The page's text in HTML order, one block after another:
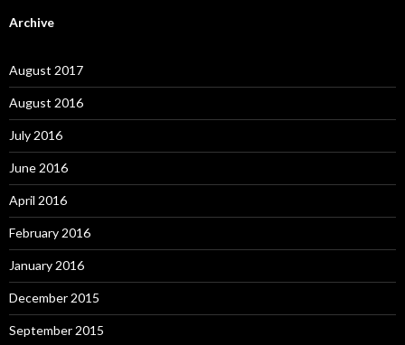
Archive
August 2017
August 2016
July 2016
June 2016
April 2016
February 2016
January 2016
December 2015
September 2015